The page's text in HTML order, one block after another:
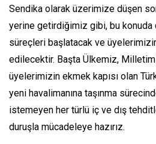
Sendika olarak üzerimize düşen
yerine getirdiğimiz gibi, bu konuda
süreçleri başlatacak ve
edilecektir. Başta Ülkemiz,
üyelerimizin ekmek kapısı olan
yeni havalimanına taşınma
istemeyen her türlü iç ve dış
duruşla mücadeleye hazırız.